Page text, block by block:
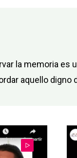
la memoria es
aquello digno